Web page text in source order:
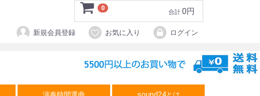
新規会員登録 お気に入り ログイン
0
合計 0円